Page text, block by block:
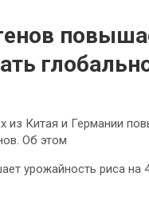
из Китая и Германии
Об этом